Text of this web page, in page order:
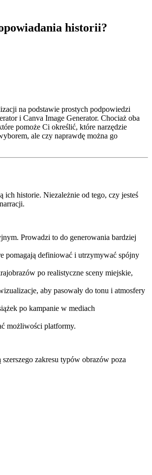
historii?
na podstawie prostych podpowiedzi
i Canva Image Generator. Chociaż oba
pomoże Ci określić, które narzędzie
ale czy naprawdę można go
historie. Niezależnie od tego, czy jesteś
Prowadzi to do generowania bardziej
pomagają definiować i utrzymywać spójny
po realistyczne sceny miejskie,
aby pasowały do tonu i atmosfery
po kampanie w mediach
możliwości platformy.
zakresu typów obrazów poza